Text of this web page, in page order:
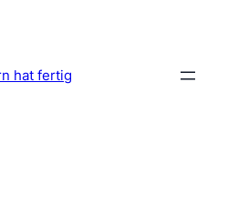
hat fertig